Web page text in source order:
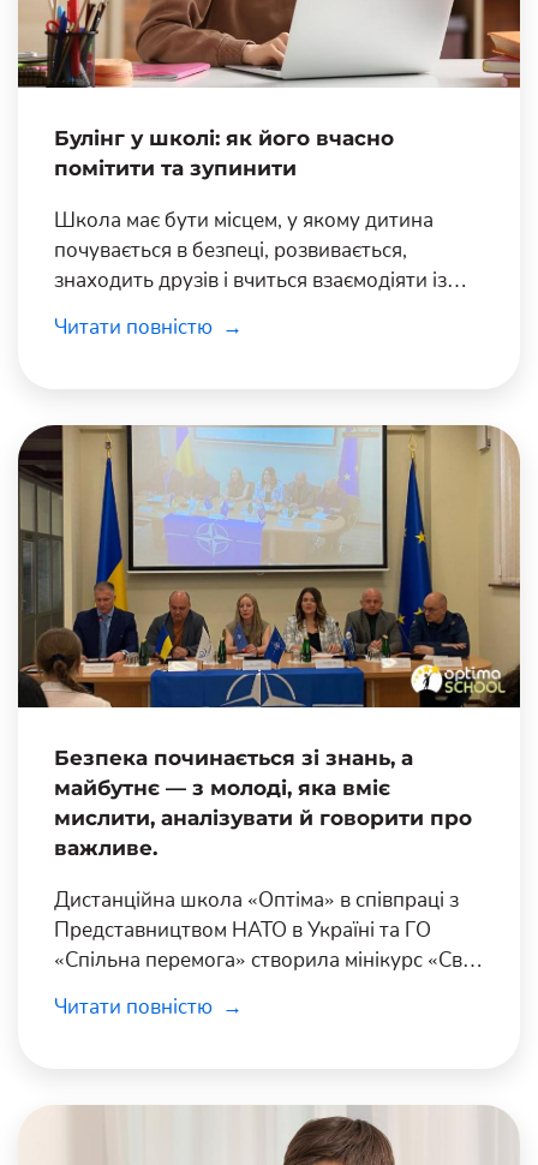
Булінг у школі: як його вчасно
помітити та зупинити
Школа має бути місцем, у якому дитина
почувається в безпеці, розвивається,
знаходить друзів і вчиться взаємодіяти із
Читати повністю
Безпека починається зі знань, а
майбутнє — з молоді, яка вміє
мислити, аналізувати й говорити про
важливе.
Дистанційна школа «Оптіма» в співпраці з
Представництвом НАТО в Україні та ГО
«Спільна перемога» створила мінікурс «Світ
Читати повністю